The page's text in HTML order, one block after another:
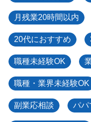
月残業20時間以内
20代におすすめ
職種未経験OK
職種・業界未経験OK
副業応相談 パパ